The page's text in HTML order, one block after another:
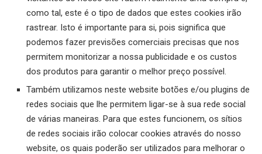
como tal, este é o tipo de dados que estes cookies irão
rastrear. Isto é importante para si, pois significa que
podemos fazer previsões comerciais precisas que nos
permitem monitorizar a nossa publicidade e os custos
dos produtos para garantir o melhor preço possível.
Também utilizamos neste website botões e/ou plugins de
redes sociais que lhe permitem ligar-se à sua rede social
de várias maneiras. Para que estes funcionem, os sítios
de redes sociais irão colocar cookies através do nosso
website, os quais poderão ser utilizados para melhorar o